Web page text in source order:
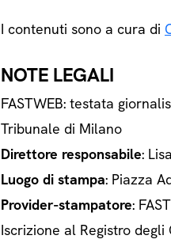
I contenuti sono a cura di
NOTE LEGALI
FASTWEB: testata
Tribunale di Milano
Direttore responsabile:
Luogo di stampa: Piazza
Provider-stampatore:
Iscrizione al Registro